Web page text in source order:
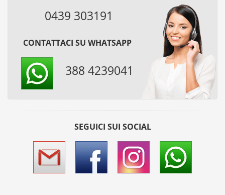
0439 303191
CONTATTACI SU WHATSAPP
388 4239041
SEGUICI SUI SOCIAL